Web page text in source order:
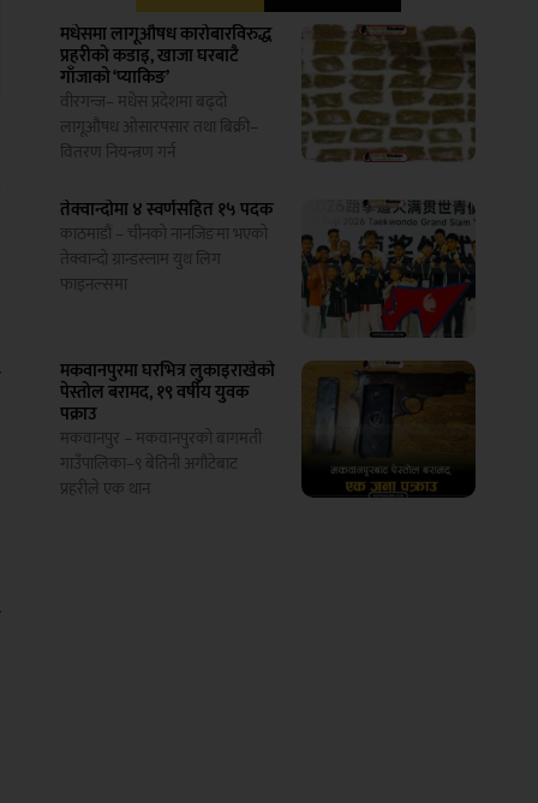
मधेसमा लागूऔषध कारोबारविरुद्ध
प्रहरीको कडाइ, खाजा घरबाटै
गाँजाको ‘प्याकिङ’
वीरगन्ज– मधेस प्रदेशमा बढ्दो
लागूऔषध ओसारपसार तथा बिक्री–
वितरण नियन्त्रण गर्न
तेक्वान्दोमा ४ स्वर्णसहित १५ पदक
काठमाडौं – चीनको नानजिङमा भएको
तेक्वान्दो ग्रान्डस्लाम युथ लिग
फाइनल्समा
मकवानपुरमा घरभित्र लुकाइराखेको
पेस्तोल बरामद, १९ वर्षीय युवक
पक्राउ
मकवानपुर – मकवानपुरको बागमती
गाउँपालिका–९ बेतिनी अगौटेबाट
प्रहरीले एक थान